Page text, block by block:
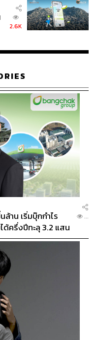
2.6K
ล้าน เริ่มบุ๊กกำไร
ด้ครึ่งปีทะลุ 3.2 แสน
...